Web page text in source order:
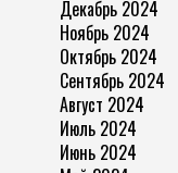
Декабрь 2024
Ноябрь 2024
Октябрь 2024
Сентябрь 2024
Август 2024
Июль 2024
Июнь 2024